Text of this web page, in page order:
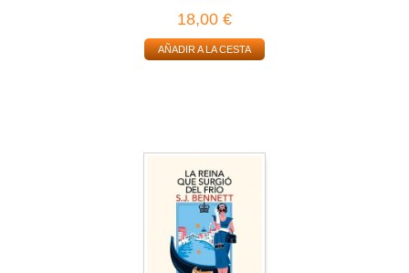
18,00 €
AÑADIR A LA CESTA